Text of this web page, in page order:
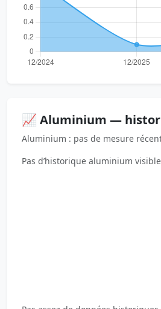
📈 Aluminium —
Aluminium : pas de mesure
Pas d’historique aluminium